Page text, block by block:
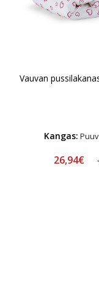
Vauvan
Kangas:
26,94€